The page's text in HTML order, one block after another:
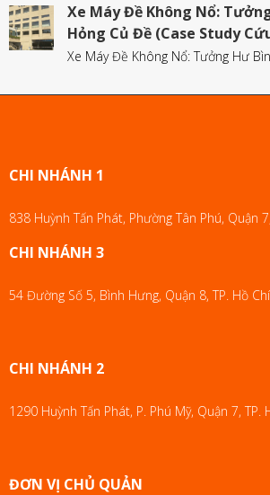
Xe Máy Đề Không Nổ:
Hỏng Củ Đề (Case Study
Xe Máy Đề Không Nổ: Tưởng Hư
CHI NHÁNH 1
838 Huỳnh Tấn Phát, Phường Tân Phú, Quận
CHI NHÁNH 3
54 Đường Số 5, Bình Hưng, Quận 8, TP. Hồ
CHI NHÁNH 2
1290 Huỳnh Tấn Phát, P. Phú Mỹ, Quận 7, TP.
ĐƠN VỊ CHỦ QUẢN